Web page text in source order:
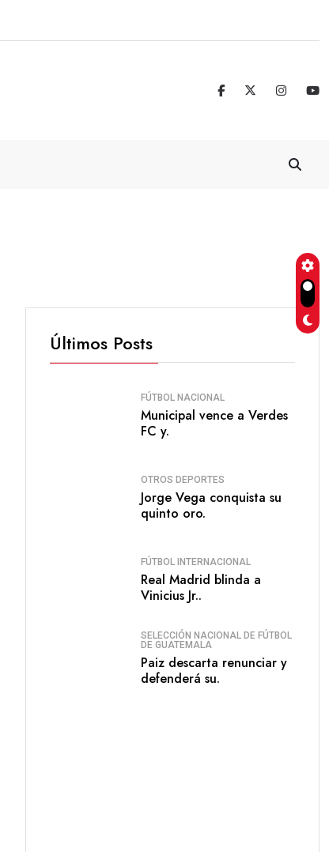
Últimos Posts
FÚTBOL NACIONAL
Municipal vence a Verdes
FC y.
OTROS DEPORTES
Jorge Vega conquista su
quinto oro.
FÚTBOL INTERNACIONAL
Real Madrid blinda a
Vinicius Jr..
SELECCIÓN NACIONAL DE FÚTBOL
DE GUATEMALA
Paiz descarta renunciar y
defenderá su.